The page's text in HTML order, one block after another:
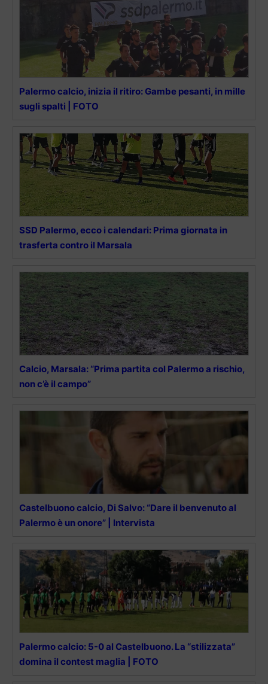
Palermo calcio, inizia il ritiro: Gambe pesanti, in mille
sugli spalti | FOTO
SSD Palermo, ecco i calendari: Prima giornata in
trasferta contro il Marsala
Calcio, Marsala: “Prima partita col Palermo a rischio,
non c’è il campo”
Castelbuono calcio, Di Salvo: “Dare il benvenuto al
Palermo è un onore” | Intervista
Palermo calcio: 5-0 al Castelbuono. La “stilizzata”
domina il contest maglia | FOTO